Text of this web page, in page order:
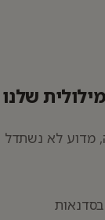
שלנו
מדוע לא נשתדל